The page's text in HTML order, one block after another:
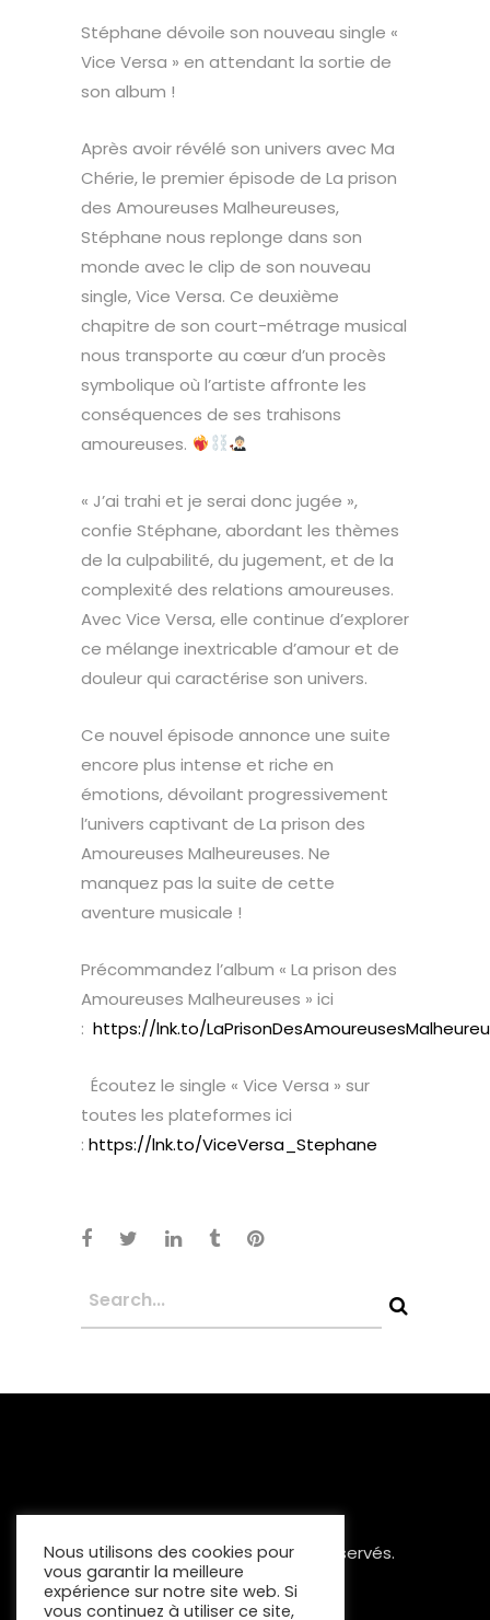
Stéphane dévoile son nouveau single «
Vice Versa » en attendant la sortie de
son album !
Après avoir révélé son univers avec Ma
Chérie, le premier épisode de La prison
des Amoureuses Malheureuses,
Stéphane nous replonge dans son
monde avec le clip de son nouveau
single, Vice Versa. Ce deuxième
chapitre de son court-métrage musical
nous transporte au cœur d’un procès
symbolique où l’artiste affronte les
conséquences de ses trahisons
amoureuses.
« J’ai trahi et je serai donc jugée »,
confie Stéphane, abordant les thèmes
de la culpabilité, du jugement, et de la
complexité des relations amoureuses.
Avec Vice Versa, elle continue d’explorer
ce mélange inextricable d’amour et de
douleur qui caractérise son univers.
Ce nouvel épisode annonce une suite
encore plus intense et riche en
émotions, dévoilant progressivement
l’univers captivant de La prison des
Amoureuses Malheureuses. Ne
manquez pas la suite de cette
aventure musicale !
Précommandez l’album « La prison des
Amoureuses Malheureuses » ici
: https://lnk.to/
Écoutez le single « Vice Versa » sur
toutes les plateformes ici
: https://lnk.to/ViceVersa_Stephane
Copyright 2023 Tous Droits Réservés.
Mentions Légales
Nous utilisons des cookies pour
vous garantir la meilleure
expérience sur notre site web. Si
vous continuez à utiliser ce site,